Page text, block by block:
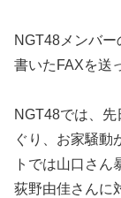
NGT48メンバ
書いたFAXを送
NGT48では、
ぐり、お家騒動
トでは山口さ
荻野由佳さんに